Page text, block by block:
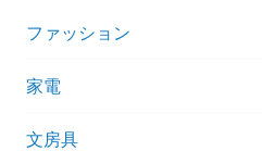
ファッション
家電
文房具